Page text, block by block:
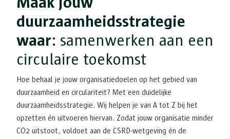
duurzaamheidsstrategie
waar: samenwerken aan een
circulaire toekomst
Hoe behaal je jouw organisatiedoelen op het gebied van
duurzaamheid en circulariteit? Met een duidelijke
duurzaamheidsstrategie. Wij helpen je van A tot Z bij het
opzetten én uitvoeren hiervan. Zodat jouw organisatie minder
CO2 uitstoot, voldoet aan de CSRD-wetgeving én de